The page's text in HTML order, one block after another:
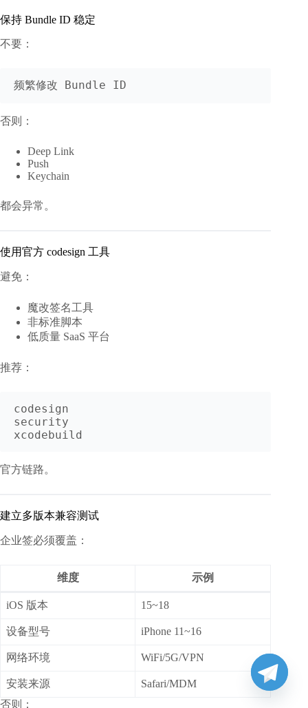
保持 Bundle ID 稳定
不要：
否则：
Deep Link
Push
Keychain
都会异常。
使用官方 codesign 工具
避免：
魔改签名工具
非标准脚本
低质量 SaaS 平台
推荐：
codesign
security
官方链路。
建立多版本兼容测试
企业签必须覆盖：
维度 示例
iOS 版本 15~18
设备型号 iPhone 11~16
网络环境 WiFi/5G/VPN
安装来源
Safari/MDM
否则：